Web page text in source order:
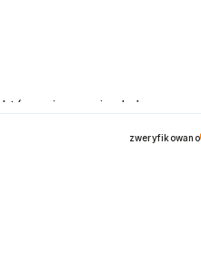
cieszy się dużą
zweryfikowano